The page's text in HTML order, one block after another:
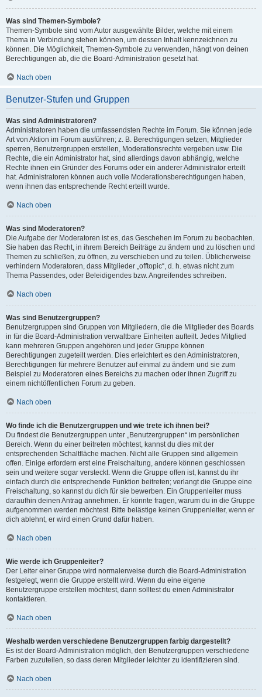
Was sind Themen-Symbole?
Themen-Symbole sind vom Autor ausgewählte Bilder, welche mit einem
Thema in Verbindung stehen können, um dessen Inhalt kennzeichnen zu
können. Die Möglichkeit, Themen-Symbole zu verwenden, hängt von deinen
Berechtigungen ab, die die Board-Administration gesetzt hat.
Nach oben
Benutzer-Stufen und Gruppen
Was sind Administratoren?
Administratoren haben die umfassendsten Rechte im Forum. Sie können jede
Art von Aktion im Forum ausführen; z. B. Berechtigungen setzen, Mitglieder
sperren, Benutzergruppen erstellen, Moderationsrechte vergeben usw. Die
Rechte, die ein Administrator hat, sind allerdings davon abhängig, welche
Rechte ihnen ein Gründer des Forums oder ein anderer Administrator erteilt
hat. Administratoren können auch volle Moderationsberechtigungen haben,
wenn ihnen das entsprechende Recht erteilt wurde.
Nach oben
Was sind Moderatoren?
Die Aufgabe der Moderatoren ist es, das Geschehen im Forum zu beobachten.
Sie haben das Recht, in ihrem Bereich Beiträge zu ändern und zu löschen und
Themen zu schließen, zu öffnen, zu verschieben und zu teilen. Üblicherweise
verhindern Moderatoren, dass Mitglieder „offtopic“, d. h. etwas nicht zum
Thema Passendes, oder Beleidigendes bzw. Angreifendes schreiben.
Nach oben
Was sind Benutzergruppen?
Benutzergruppen sind Gruppen von Mitgliedern, die die Mitglieder des Boards
in für die Board-Administration verwaltbare Einheiten aufteilt. Jedes Mitglied
kann mehreren Gruppen angehören und jeder Gruppe können
Berechtigungen zugeteilt werden. Dies erleichtert es den Administratoren,
Berechtigungen für mehrere Benutzer auf einmal zu ändern und sie zum
Beispiel zu Moderatoren eines Bereichs zu machen oder ihnen Zugriff zu
einem nichtöffentlichen Forum zu geben.
Nach oben
Wo finde ich die Benutzergruppen und wie trete ich ihnen bei?
Du findest die Benutzergruppen unter „Benutzergruppen“ im persönlichen
Bereich. Wenn du einer beitreten möchtest, kannst du dies mit der
entsprechenden Schaltfläche machen. Nicht alle Gruppen sind allgemein
offen. Einige erfordern erst eine Freischaltung, andere können geschlossen
sein und weitere sogar versteckt. Wenn die Gruppe offen ist, kannst du ihr
einfach durch die entsprechende Funktion beitreten; verlangt die Gruppe eine
Freischaltung, so kannst du dich für sie bewerben. Ein Gruppenleiter muss
daraufhin deinen Antrag annehmen. Er könnte fragen, warum du in die Gruppe
aufgenommen werden möchtest. Bitte belästige keinen Gruppenleiter, wenn er
dich ablehnt, er wird einen Grund dafür haben.
Nach oben
Wie werde ich Gruppenleiter?
Der Leiter einer Gruppe wird normalerweise durch die Board-Administration
festgelegt, wenn die Gruppe erstellt wird. Wenn du eine eigene
Benutzergruppe erstellen möchtest, dann solltest du einen Administrator
kontaktieren.
Nach oben
Weshalb werden verschiedene Benutzergruppen farbig dargestellt?
Es ist der Board-Administration möglich, den Benutzergruppen verschiedene
Farben zuzuteilen, so dass deren Mitglieder leichter zu identifizieren sind.
Nach oben